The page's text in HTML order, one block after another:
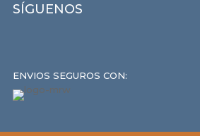
SÍGUENOS
ENVIOS SEGUROS CON: